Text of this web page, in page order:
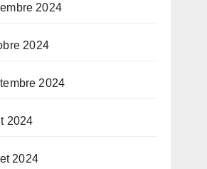
2024
2024
2024
2024
2024